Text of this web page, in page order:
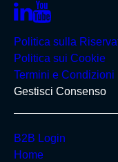
Politica sulla
Politica sui Cookie
Termini e Condizioni
Gestisci Consenso
B2B Login
Home